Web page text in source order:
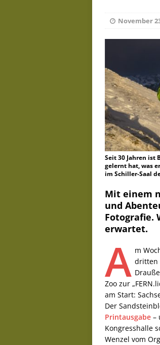
November
Seit 30 Jahren ist
gelernt hat, was
im Schiller-Saal
Mit einem
und
Fotografie.
erwartet.
A m
dritten
Zoo zur
am Start:
Der
Printausgabe –
Kongresshalle
Wenzel vom